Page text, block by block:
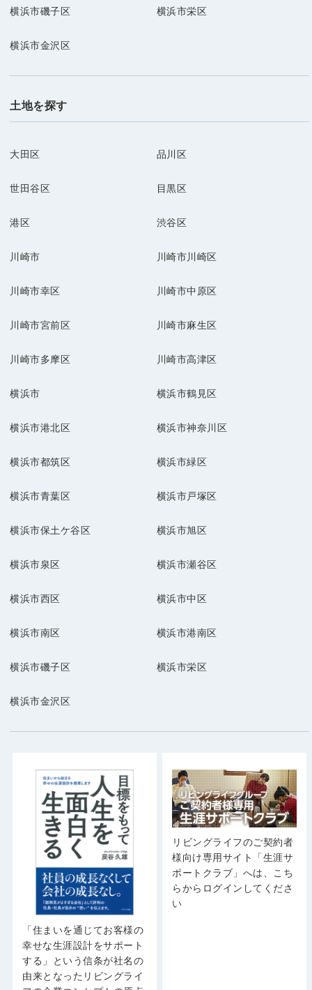
横浜市磯子区 横浜市栄区
横浜市金沢区
土地を探す
大田区 品川区
世田谷区 目黒区
港区 渋谷区
川崎市 川崎市川崎区
川崎市幸区 川崎市中原区
川崎市宮前区 川崎市麻生区
川崎市多摩区 川崎市高津区
横浜市 横浜市鶴見区
横浜市港北区 横浜市神奈川区
横浜市都筑区 横浜市緑区
横浜市青葉区 横浜市戸塚区
横浜市保土ケ谷区 横浜市旭区
横浜市泉区 横浜市瀬谷区
横浜市西区 横浜市中区
横浜市南区 横浜市港南区
横浜市磯子区 横浜市栄区
横浜市金沢区
「住まいを通じてお客様の
幸せな生涯設計をサポート
する」という信条が社名の
由来となったリビングライ
リビングライフのご契約者
様向け専用サイト「生涯サ
ポートクラブ」へは、こち
らからログインしてくださ
い